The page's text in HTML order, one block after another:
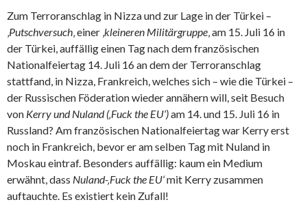
Zum Terroranschlag in Nizza und zur Lage in der Türkei –
‚Putschversuch‚ einer ‚kleineren Militärgruppe‚ am 15. Juli 16 in
der Türkei, auffällig einen Tag nach dem französischen
Nationalfeiertag 14. Juli 16 an dem der Terroranschlag
stattfand, in Nizza, Frankreich, welches sich – wie die Türkei –
der Russischen Föderation wieder annähern will, seit Besuch
von Kerry und Nuland (‚Fuck the EU‘)am 14. und 15. Juli 16 in
Russland? Am französischen Nationalfeiertag war Kerry erst
noch in Frankreich, bevor er am selben Tag mit Nuland in
Moskau eintraf. Besonders auffällig: kaum ein Medium
erwähnt, dass Nuland-‚Fuck the EU‘mit Kerry zusammen
auftauchte. Es existiert kein Zufall!